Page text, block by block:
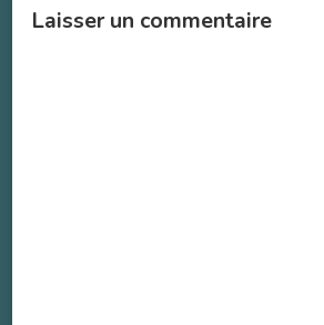
Laisser un commentaire